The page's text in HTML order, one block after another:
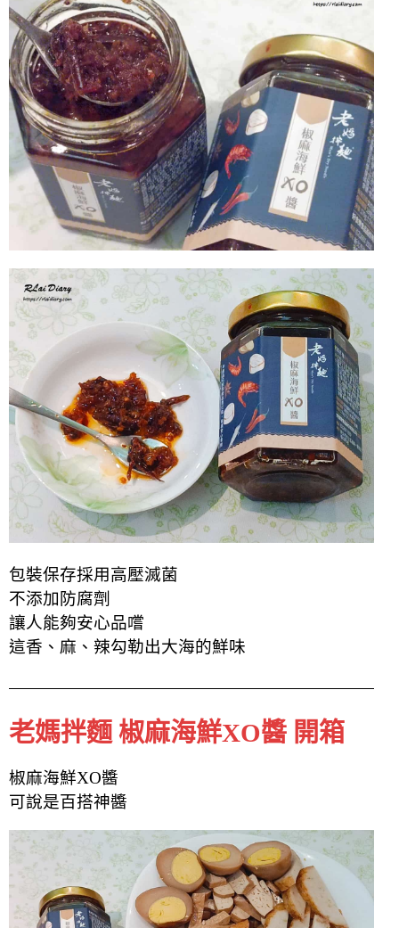
包裝保存採用高壓滅菌
不添加防腐劑
讓人能夠安心品嚐
這香、麻、辣勾勒出大海的鮮味
老媽拌麵 椒麻海鮮XO醬 開箱
椒麻海鮮XO醬
可說是百搭神醬